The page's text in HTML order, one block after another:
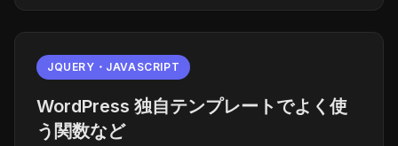
JQUERY・JAVASCRIPT
WordPress 独自テンプレートでよく使
う関数など